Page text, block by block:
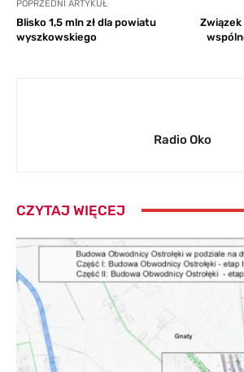
POPRZEDNI ARTYKUŁ
Blisko 1,5 mln zł dla powiatu
wyszkowskiego
Związek
Radio Oko
CZYTAJ WIĘCEJ